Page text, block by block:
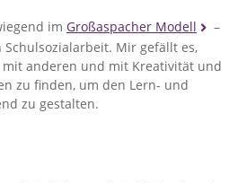
im Großaspacher Modell
–
Mir gefällt es,
anderen und mit Kreativität und
zu finden, um den Lern- und
zu gestalten.